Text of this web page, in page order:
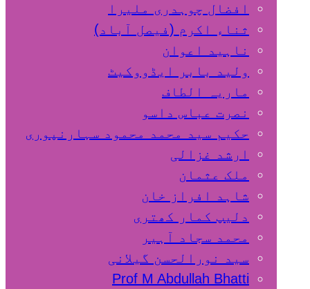
افضال چوہدری ملیرا
ثناء اکرم (فیصل آباد)
ناہید اعوان
ولید بابر ایڈووکیٹ
ماریہ الطاف
نصرت عباس داسو
حکیم سید محمد محمود سہارنپوری
ارشد غزالی
ملک عثمان
شاہد افراز خان
دلیپ کمار کھتری
محمد سجاد آہیر
سید نورالحسن گیلانی
Prof M Abdullah Bhatti